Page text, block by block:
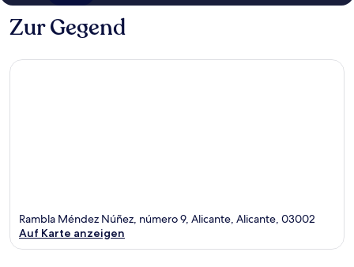
Zur Gegend
Rambla Méndez Núñez, número 9, Alicante, Alicante, 03002
Auf Karte anzeigen